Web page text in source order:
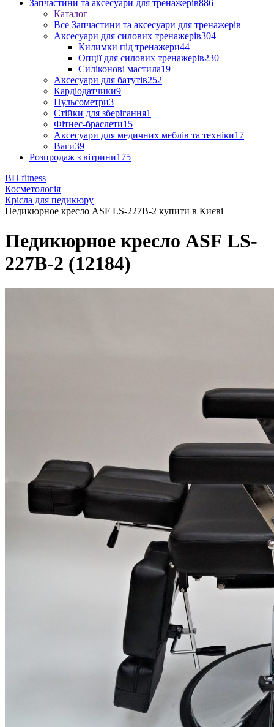
Запчастини та аксесуари для тренажерів886
Каталог
Все Запчастини та аксесуари для тренажерів
Аксесуари для силових тренажерів304
Килимки під тренажери44
Опції для силових тренажерів230
Силіконові мастила19
Аксесуари для батутів252
Кардіодатчики9
Пульсометри3
Стійки для зберігання1
Фітнес-браслети15
Аксесуари для медичних меблів та техніки17
Ваги39
Розпродаж з вітрини175
BH fitness
Косметологія
Крісла для педикюру
Педикюрное кресло ASF LS-227B-2 купити в Києві
Педикюрное кресло ASF LS-
227B-2 (12184)